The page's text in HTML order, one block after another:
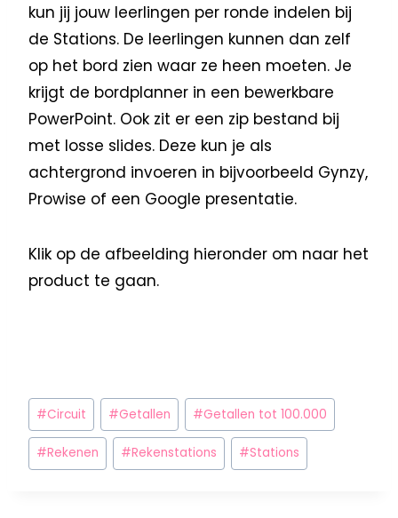
kun jij jouw leerlingen per ronde indelen bij
de Stations. De leerlingen kunnen dan zelf
op het bord zien waar ze heen moeten. Je
krijgt de bordplanner in een bewerkbare
PowerPoint. Ook zit er een zip bestand bij
met losse slides. Deze kun je als
achtergrond invoeren in bijvoorbeeld Gynzy,
Prowise of een Google presentatie.
Klik op de afbeelding hieronder om naar het
product te gaan.
#Circuit #Getallen #Getallen tot 100.000
#Rekenen #Rekenstations #Stations